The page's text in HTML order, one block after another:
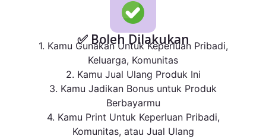
✅ Boleh Dilakukan
1. Kamu Gunakan Untuk Keperluan Pribadi,
Keluarga, Komunitas
2. Kamu Jual Ulang Produk Ini
3. Kamu Jadikan Bonus untuk Produk
Berbayarmu
4. Kamu Print Untuk Keperluan Pribadi,
Komunitas, atau Jual Ulang